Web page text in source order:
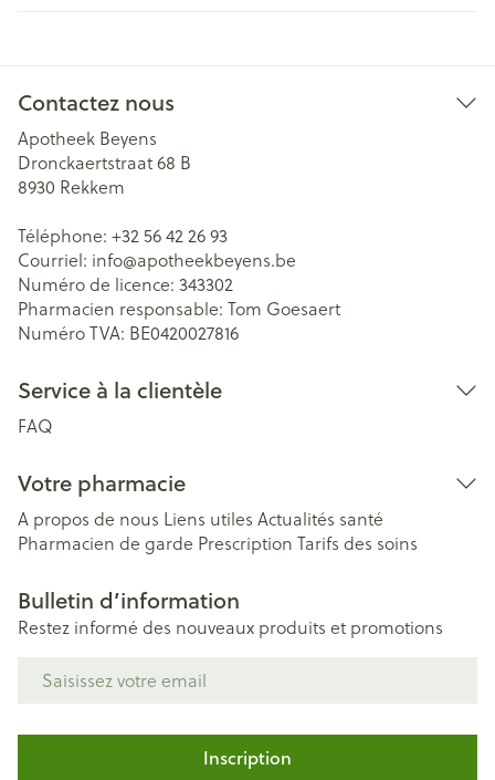
Contactez nous
Apotheek Beyens
Dronckaertstraat 68 B
8930 Rekkem
Téléphone: +32 56 42 26 93
Courriel: info@apotheekbeyens.be
Numéro de licence: 343302
Pharmacien responsable: Tom Goesaert
Numéro TVA: BE0420027816
Service à la clientèle
FAQ
Votre pharmacie
A propos de nous Liens utiles Actualités santé
Pharmacien de garde Prescription Tarifs des soins
Bulletin d’information
Restez informé des nouveaux produits et promotions
Inscription